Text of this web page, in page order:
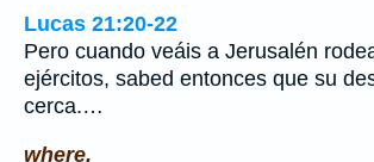
Lucas 21:20-22
Pero cuando veáis a Jerusalén
ejércitos, sabed entonces que su
cerca.…
where.